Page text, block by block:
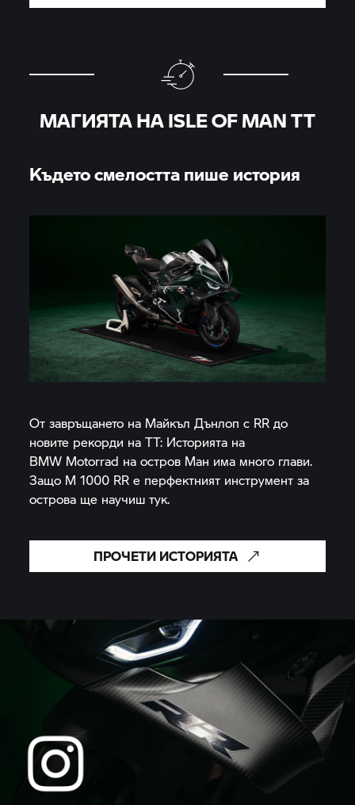
МАГИЯТА НА ISLE OF MAN TT
Където смелостта пише история
От завръщането на Майкъл Дънлоп с RR до
новите рекорди на TT: Историята на
BMW Motorrad на остров Ман има много глави.
Защо M 1000 RR е перфектният инструмент за
острова ще научиш тук.
ПРОЧЕТИ ИСТОРИЯТА